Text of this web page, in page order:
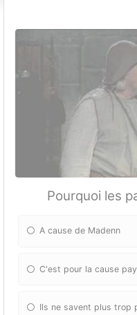
Pourquoi les
A cause de Madenn
C'est pour la cause
Ils ne savent plus trop